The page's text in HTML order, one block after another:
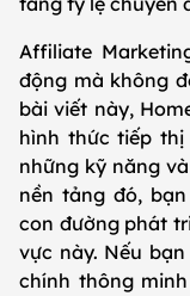
Affiliate
động mà không
bài viết này,
hình thức tiếp
những kỹ năng
nền tảng đó,
con đường phát
vực này. Nếu
chính thông